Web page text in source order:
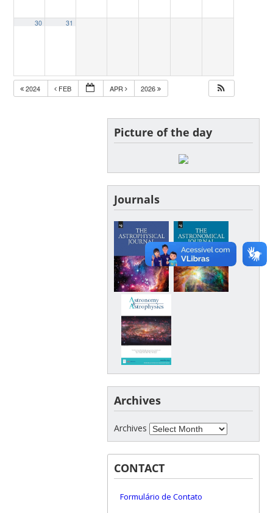
30 31
2024 FEB APR 2026
Picture of the day
Journals
Archives
Archives
CONTACT
Formulário de Contato